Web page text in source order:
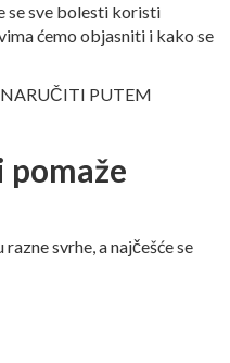
se sve bolesti koristi
ćemo objasniti i kako se
PUTEM
svrhe, a najčešće se